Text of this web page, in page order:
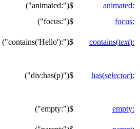
:animated
$(":animated")
:focus
$(":focus")
:contains(
text)
$(":contains('Hello')")
:has(
selector)
$("div:has(p)")
:empty
$(":empty")